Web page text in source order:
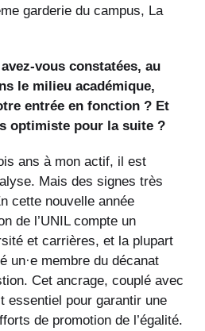
garderie du campus, La
vous constatées, au
le milieu académique,
entrée en fonction ? Et
optimiste pour la suite ?
ans à mon actif, il est
Mais des signes très
cette nouvelle année
de l’UNIL compte un
et carrières, et la plupart
un·e membre du décanat
Cet ancrage, couplé avec
essentiel pour garantir une
de promotion de l’égalité.